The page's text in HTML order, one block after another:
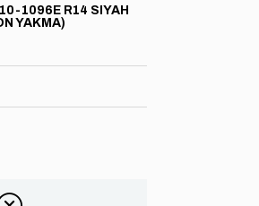
1096E R14 SIYAH
YAKMA)